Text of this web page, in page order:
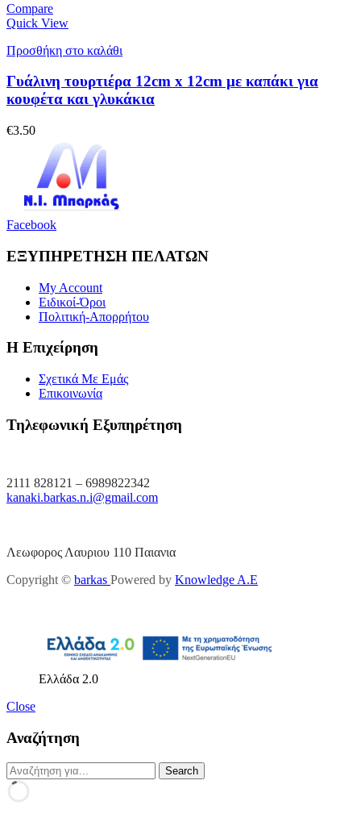
Compare
Quick View
Προσθήκη στο καλάθι
Γυάλινη τουρτιέρα 12cm x 12cm με καπάκι για
κουφέτα και γλυκάκια
€3.50
Facebook
ΕΞΥΠΗΡΕΤΗΣΗ ΠΕΛΑΤΩΝ
My Account
Ειδικοί-Όροι
Πολιτική-Απορρήτου
Η Επιχείρηση
Σχετικά Με Εμάς
Επικοινωνία
Τηλεφωνική Εξυπηρέτηση
2111 828121 – 6989822342
kanaki.barkas.n.i@gmail.com
Λεωφορος Λαυριου 110 Παιανια
Copyright © barkas Powered by Knowledge A.E
Ελλάδα 2.0
Close
Αναζήτηση